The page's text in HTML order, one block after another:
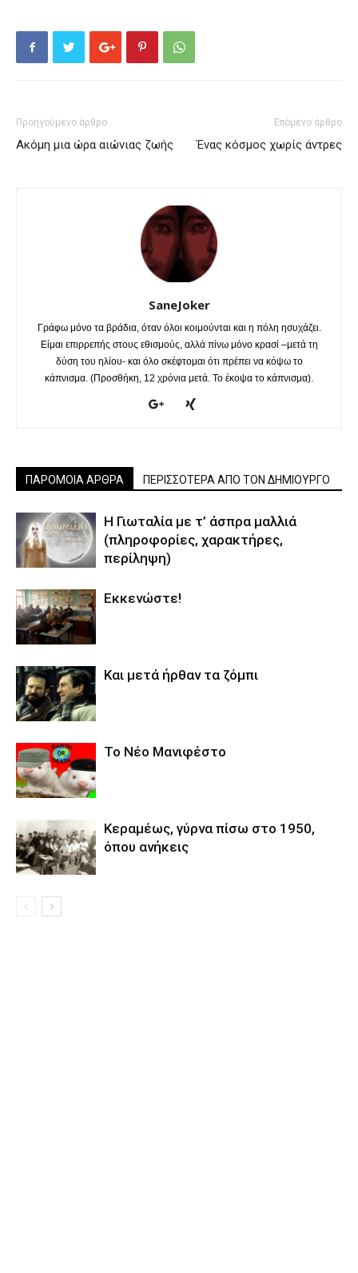
Προηγούμενο άρθρο
Ακόμη μια ώρα αιώνιας ζωής
Επόμενο άρθρο
Ένας κόσμος χωρίς άντρες
SaneJoker
Γράφω μόνο τα βράδια, όταν όλοι κοιμούνται και η πόλη ησυχάζει.
Είμαι επιρρεπής στους εθισμούς, αλλά πίνω μόνο κρασί –μετά τη
δύση του ηλίου- και όλο σκέφτομαι ότι πρέπει να κόψω το
κάπνισμα. (Προσθήκη, 12 χρόνια μετά. Το έκοψα το κάπνισμα).
ΠΑΡΟΜΟΙΑ ΑΡΘΡΑ ΠΕΡΙΣΣΟΤΕΡΑ ΑΠΟ ΤΟΝ ΔΗΜΙΟΥΡΓΟ
Η Γιωταλία με τ’ άσπρα μαλλιά
(πληροφορίες, χαρακτήρες,
περίληψη)
Εκκενώστε!
Και μετά ήρθαν τα ζόμπι
Το Νέο Μανιφέστο
Κεραμέως, γύρνα πίσω στο 1950,
όπου ανήκεις